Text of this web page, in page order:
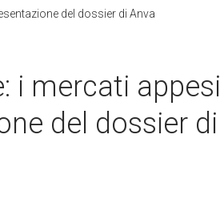
del dossier di Anva
i mercati appesi
del dossier di